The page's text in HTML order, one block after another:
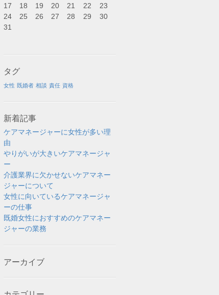
17
18 19 20 21 22
23
24
25 26 27 28 29
30
31
タグ
女性 既婚者 相談 責任 資格
新着記事
ケアマネージャーに女性が多い理
由
やりがいが大きいケアマネージャ
ー
介護業界に欠かせないケアマネー
ジャーについて
女性に向いているケアマネージャ
ーの仕事
既婚女性におすすめのケアマネー
ジャーの業務
アーカイブ